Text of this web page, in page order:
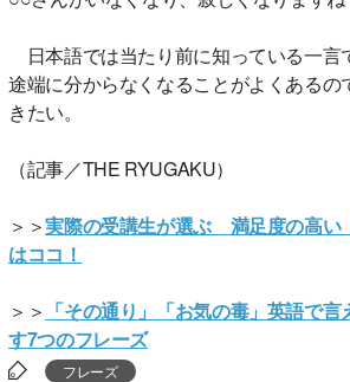
日本語では当たり前に知っている一言
途端に分からなくなることがよくあるの
きたい。
（記事／THE RYUGAKU）
＞＞実際の受講生が選ぶ 満足度の高い
はココ！
＞＞ 「その通り」「お気の毒」英語で
す7つのフレーズ
フレーズ